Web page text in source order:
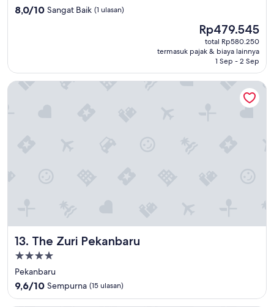
3.5
8.0
ulasan)
8,0/10 Sangat Baik (1 ulasan)
Harga
sekarang
Rp479.545
Rp479.545
total Rp580.250
termasuk pajak & biaya lainnya
1 Sep - 2 Sep
13. The Zuri Pekanbaru
The Zuri Pekanbaru
Properti
bintang
4.0
Pekanbaru
9.6
dari
9,6/10 Sempurna (15 ulasan)
The Zuri Pekanbaru